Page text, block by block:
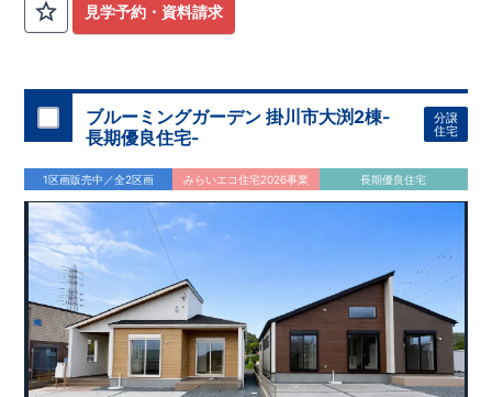
見学予約・資料請求
ブルーミングガーデン 掛川市大渕2棟-
長期優良住宅-
分譲
住宅
1区画販売中／全2区画 みらいエコ住宅2026事業 長期優良住宅